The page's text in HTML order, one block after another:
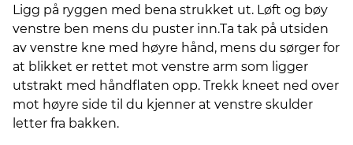
Ligg på ryggen med bena strukket ut. Løft og bøy
venstre ben mens du puster inn.Ta tak på utsiden
av venstre kne med høyre hånd, mens du sørger for
at blikket er rettet mot venstre arm som ligger
utstrakt med håndflaten opp. Trekk kneet ned over
mot høyre side til du kjenner at venstre skulder
letter fra bakken.